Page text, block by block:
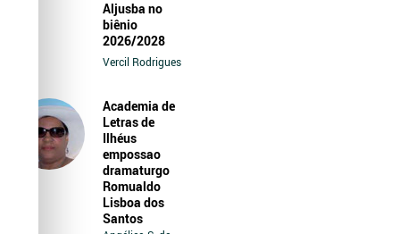
Aljusba no
biênio
2026/2028
Vercil Rodrigues
Academia de
Letras de
Ilhéus
empossao
dramaturgo
Romualdo
Lisboa dos
Santos